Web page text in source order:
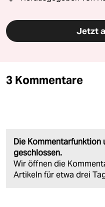
Jetzt
3 Kommentare
Die
geschlossen.
Wir öffnen die
Artikeln für etwa drei